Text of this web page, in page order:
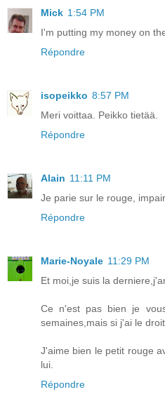
Mick 1:54 PM
I'm putting my money on
Répondre
isopeikko 8:57 PM
Meri voittaa. Peikko tietää.
Répondre
Alain 11:11 PM
Je parie sur le rouge,
Répondre
Marie-Noyale 11:29 PM
Et moi,je suis la
Ce n'est pas bien je
semaines,mais si j'ai le
J'aime bien le petit rouge
lui.
Répondre